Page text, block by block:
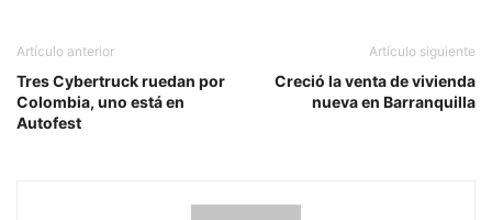
Artículo anterior
Tres Cybertruck ruedan por
Colombia, uno está en
Autofest
Artículo siguiente
Creció la venta de vivienda
nueva en Barranquilla